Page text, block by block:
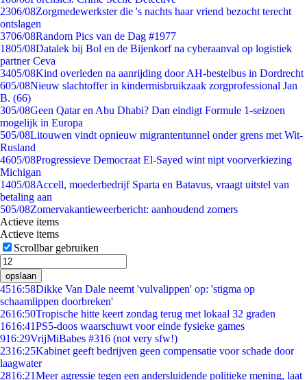
2306/08Zorgmedewerkster die 's nachts haar vriend bezocht terecht
ontslagen
3706/08Random Pics van de Dag #1977
1805/08Datalek bij Bol en de Bijenkorf na cyberaanval op logistiek
partner Ceva
3405/08Kind overleden na aanrijding door AH-bestelbus in Dordrecht
605/08Nieuw slachtoffer in kindermisbruikzaak zorgprofessional Jan
B. (66)
305/08Geen Qatar en Abu Dhabi? Dan eindigt Formule 1-seizoen
mogelijk in Europa
505/08Litouwen vindt opnieuw migrantentunnel onder grens met Wit-
Rusland
4605/08Progressieve Democraat El-Sayed wint nipt voorverkiezing
Michigan
1405/08Accell, moederbedrijf Sparta en Batavus, vraagt uitstel van
betaling aan
505/08Zomervakantieweerbericht: aanhoudend zomers
Actieve items
Actieve items
Scrollbar gebruiken
opslaan
4516:58Dikke Van Dale neemt 'vulvalippen' op: 'stigma op
schaamlippen doorbreken'
2616:50Tropische hitte keert zondag terug met lokaal 32 graden
1616:41PS5-doos waarschuwt voor einde fysieke games
916:29VrijMiBabes #316 (not very sfw!)
2316:25Kabinet geeft bedrijven geen compensatie voor schade door
laagwater
2816:21Meer agressie tegen een andersluidende politieke mening, laat